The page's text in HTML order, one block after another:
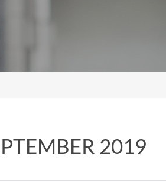
2019